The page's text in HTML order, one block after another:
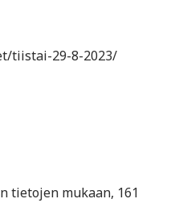
tiistai-29-8-2023/
tietojen mukaan, 161